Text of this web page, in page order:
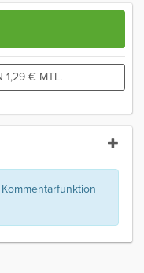
1,29 € MTL.